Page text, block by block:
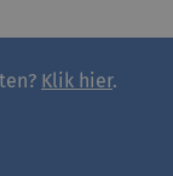
Klik hier.